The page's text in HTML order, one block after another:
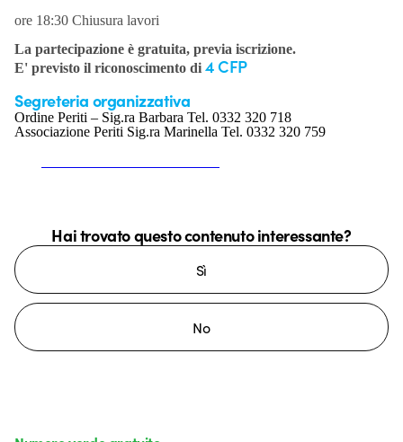
ore 18:30 Chiusura lavori
La partecipazione è gratuita, previa iscrizione.
E' previsto il riconoscimento di 4 CFP
Segreteria organizzativa
Ordine Periti – Sig.ra Barbara Tel. 0332 320 718
Associazione Periti Sig.ra Marinella Tel. 0332 320 759
Hai trovato questo contenuto interessante?
Sì
No